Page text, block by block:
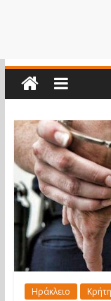
Ηράκλειο Κρήτη